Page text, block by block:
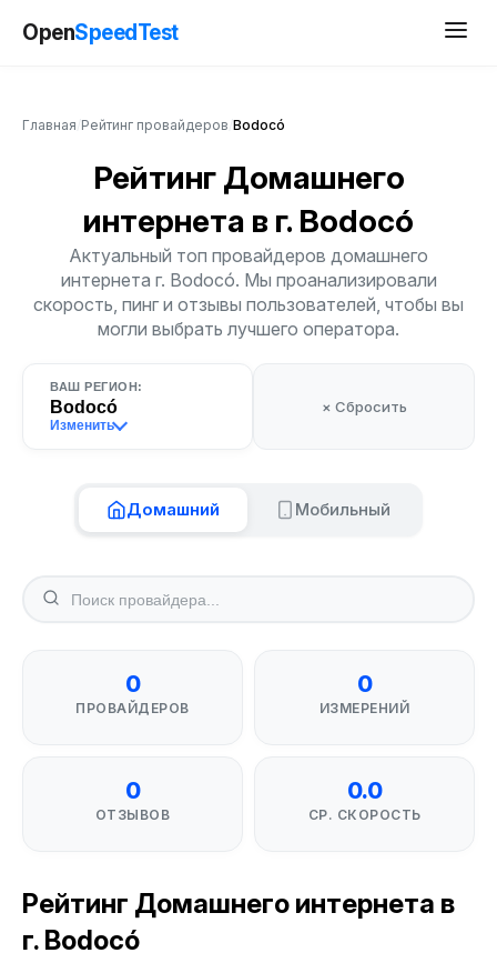
OpenSpeedTest
Главная Рейтинг провайдеров Bodocó
Рейтинг Домашнего
интернета в г. Bodocó
Актуальный топ провайдеров домашнего
интернета г. Bodocó. Мы проанализировали
скорость, пинг и отзывы пользователей, чтобы вы
могли выбрать лучшего оператора.
ВАШ РЕГИОН:
Bodocó
Изменить
× Сбросить
Домашний Мобильный
0
ПРОВАЙДЕРОВ
0
ИЗМЕРЕНИЙ
0
ОТЗЫВОВ
0.0
СР. СКОРОСТЬ
Рейтинг Домашнего интернета в
г. Bodocó